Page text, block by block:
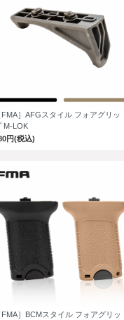
FMA］AFGスタイル フォアグリッ
M-LOK
円(税込)
FMA］BCMスタイル フォアグリッ